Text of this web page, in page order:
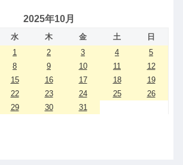
2025年10月
水 木 金 土
日
1
2 3 4
5
8 9 10 11
12
15 16 17 18
19
22 23 24 25
26
29 30 31